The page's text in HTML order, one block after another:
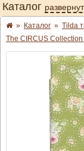
Каталог
» Каталог » Tilda
The CIRCUS